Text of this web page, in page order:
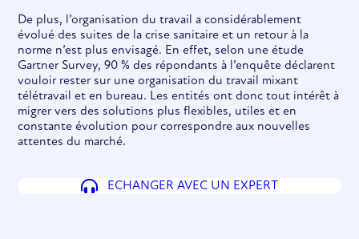
De plus, l’organisation du travail a considérablement
évolué des suites de la crise sanitaire et un retour à la
norme n’est plus envisagé. En effet, selon une étude
Gartner Survey, 90 % des répondants à l’enquête déclarent
vouloir rester sur une organisation du travail mixant
télétravail et en bureau. Les entités ont donc tout intérêt à
migrer vers des solutions plus flexibles, utiles et en
constante évolution pour correspondre aux nouvelles
attentes du marché.
ECHANGER AVEC UN EXPERT